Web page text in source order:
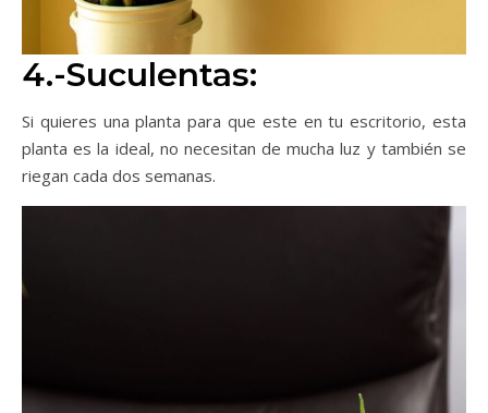
4.-Suculentas:
Si quieres una planta para que este en tu escritorio, esta
planta es la ideal, no necesitan de mucha luz y también se
riegan cada dos semanas.